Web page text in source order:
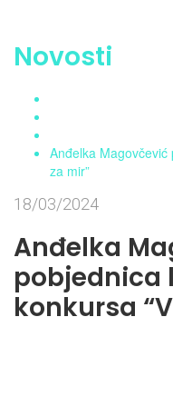
Novosti
Anđelka Magovčević
za mir”
18/03/2024
Anđelka
pobjednica
konkursa